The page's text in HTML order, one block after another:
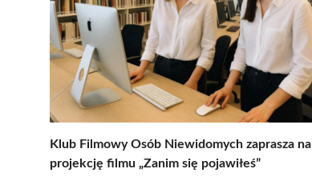
Klub Filmowy Osób Niewidomych zaprasza na
projekcję filmu „Zanim się pojawiłeś”